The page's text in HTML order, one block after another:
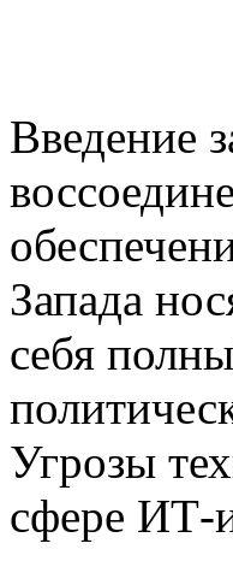
Введение
Запада
себя
Угрозы
сфере ИТ-